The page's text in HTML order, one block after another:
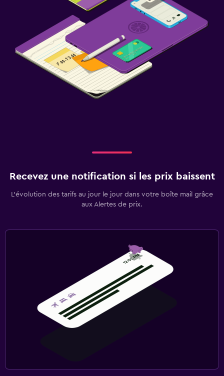
Recevez une notification si les prix baissent
L’évolution des tarifs au jour le jour dans votre boîte mail grâce
aux Alertes de prix.